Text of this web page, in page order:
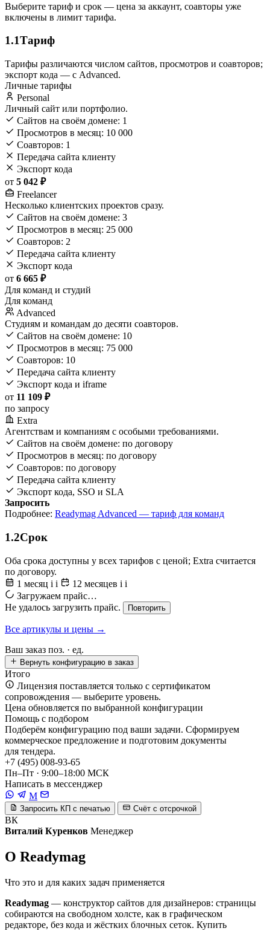
Выберите тариф и срок — цена за аккаунт, соавторы уже
включены в лимит тарифа.
1.1Тариф
Тарифы различаются числом сайтов, просмотров и соавторов;
экспорт кода — с Advanced.
Личные тарифы
Personal
Личный сайт или портфолио.
Сайтов на своём домене: 1
Просмотров в месяц: 10 000
Соавторов: 1
Передача сайта клиенту
Экспорт кода
от 5 042 ₽
Freelancer
Несколько клиентских проектов сразу.
Сайтов на своём домене: 3
Просмотров в месяц: 25 000
Соавторов: 2
Передача сайта клиенту
Экспорт кода
от 6 665 ₽
Для команд и студий
Для команд
Advanced
Студиям и командам до десяти соавторов.
Сайтов на своём домене: 10
Просмотров в месяц: 75 000
Соавторов: 10
Передача сайта клиенту
Экспорт кода и iframe
от 11 109 ₽
по запросу
Extra
Агентствам и компаниям с особыми требованиями.
Сайтов на своём домене: по договору
Просмотров в месяц: по договору
Соавторов: по договору
Передача сайта клиенту
Экспорт кода, SSO и SLA
Запросить
Подробнее: Readymag Advanced — тариф для команд
1.2Срок
Оба срока доступны у всех тарифов с ценой; Extra считается
по договору.
1 месяц i i 12 месяцев i i
Загружаем прайс…
Не удалось загрузить прайс.
Повторить
Все артикулы и цены →
Ваш заказ поз. · ед.
Вернуть конфигурацию в заказ
Итого
Лицензия поставляется только с сертификатом
сопровождения — выберите уровень.
Цена обновляется по выбранной конфигурации
Помощь с подбором
Подберём конфигурацию под ваши задачи. Сформируем
коммерческое предложение и подготовим документы
для тендера.
+7 (495) 008-93-65
Пн–Пт · 9:00–18:00 МСК
Написать в мессенджер
M
Запросить КП с печатью Счёт с отсрочкой
ВК
Виталий Куренков Менеджер
О Readymag
Что это и для каких задач применяется
Readymag — конструктор сайтов для дизайнеров: страницы
собираются на свободном холсте, как в графическом
редакторе, без кода и жёстких блочных сеток. Купить